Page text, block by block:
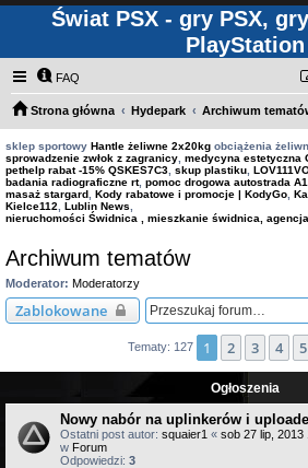
Świat PSX - gry PSX,
PlayStation
FAQ
Strona główna Hydepark Archiwum
sklep sportowy Hantle żeliwne 2x20kg obciążenia
sprowadzenie zwłok z zagranicy medycyna estetyczna
pethelp rabat -15% QSKES7C3 skup plastiku
badania radiograficzne rt, pomoc drogowa autostrada A1
masaż stargard Kody rabatowe i promocje | KodyGo
Kielce112
Lublin News
nieruchomości Świdnica , mieszkanie świdnica,
Archiwum tematów
Moderator: Moderatorzy
Zablokowane
Tematy: 127 1 2 3 4 5
Ogłoszenia
Nowy nabór na uplinkerów i
Ostatni post autor: squaier1 « sob 27 lip, 2013
w Forum
Odpowiedzi: 3